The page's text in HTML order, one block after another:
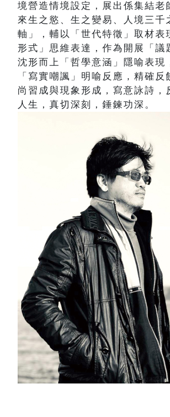
境營造情境設定，展出係集結老
來生之慾、生之變易、人境三千
軸」，輔以「世代特徵」取材表
形式」思維表達，作為開展「議
沈形而上「哲學意涵」隱喻表現
「寫實嘲諷」明喻反應，精確反
尚習成與現象形成，寫意詠詩，
人生，真切深刻，錘鍊功深。